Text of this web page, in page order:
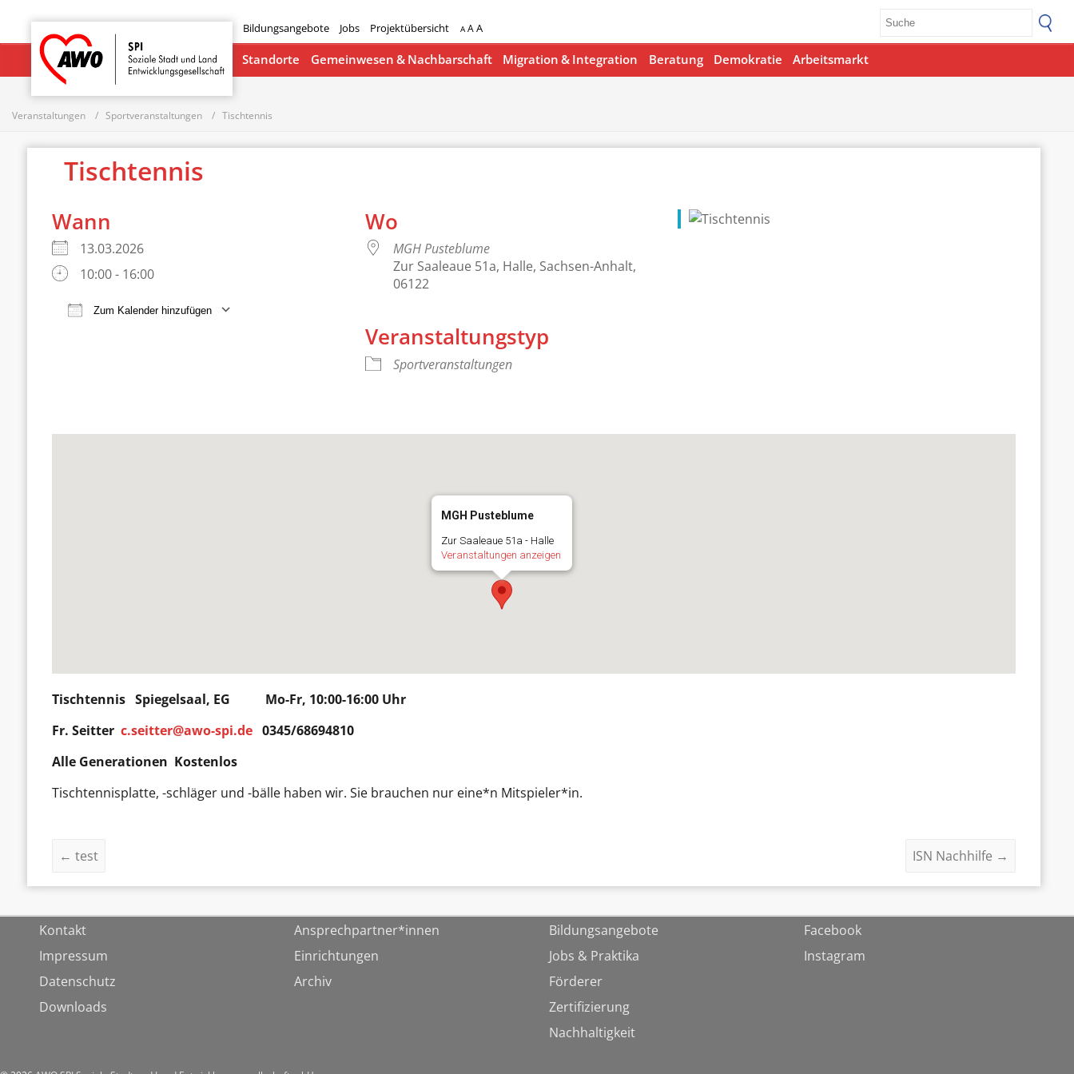
Bildungsangebote Jobs Projektübersicht A AA
Startseite
Standorte Gemeinwesen & Nachbarschaft Migration & Integration Beratung Demokratie Arbeitsmarkt
Veranstaltungen Sportveranstaltungen Tischtennis
Tischtennis
Wann
13.03.2026
10:00 - 16:00
Zum Kalender hinzufügen
Google Kalender iCalendar
Wo
MGH Pusteblume
Zur Saaleaue 51a, Halle, Sachsen-Anhalt,
06122
Veranstaltungstyp
Sportveranstaltungen
MGH Pusteblume
Zur Saaleaue 51a - Halle
Veranstaltungen anzeigen
Tischtennis Spiegelsaal, EG Mo-Fr, 10:00-16:00 Uhr
Fr. Seitterc.seitter@awo-spi.de 0345/68694810
Alle Generationen Kostenlos
Tischtennisplatte, -schläger und -bälle haben wir. Sie brauchen nur eine*n Mitspieler*in.
← test ISN Nachhilfe →
Kontakt
Impressum
Datenschutz
Downloads
Ansprechpartner*innen
Einrichtungen
Archiv
Bildungsangebote
Jobs & Praktika
Förderer
Zertifizierung
Nachhaltigkeit
Facebook
Instagram